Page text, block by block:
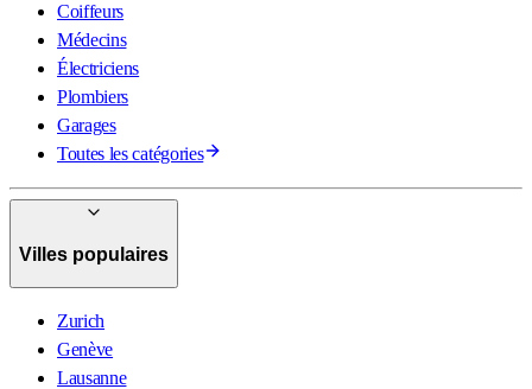
Coiffeurs
Médecins
Électriciens
Plombiers
Garages
Toutes les catégories
Villes populaires
Zurich
Genève
Lausanne